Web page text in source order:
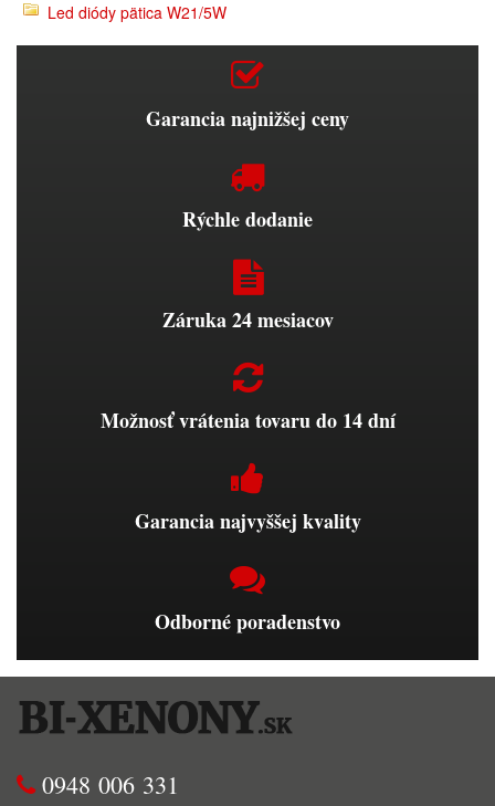
Led diódy pätica W21/5W
Garancia najnižšej ceny
Rýchle dodanie
Záruka 24 mesiacov
Možnosť vrátenia tovaru do 14 dní
Garancia najvyššej kvality
Odborné poradenstvo
0948 006 331